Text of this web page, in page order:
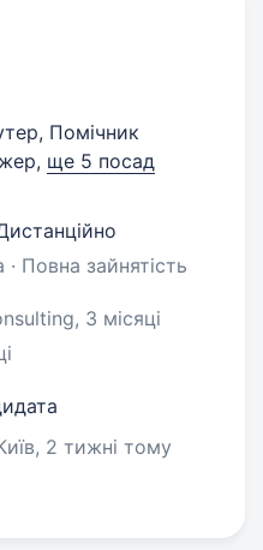
Помічник
ще 5 посад
Повна зайнятість
3 місяці
, 2 тижні тому